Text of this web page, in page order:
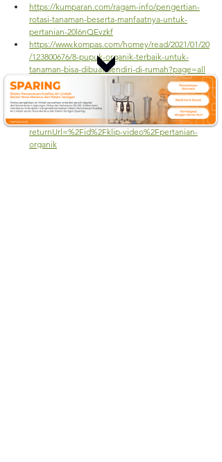
https://kumparan.com/ragam-info/pengertian-
rotasi-tanaman-beserta-manfaatnya-untuk-
pertanian-20l6nQEvzkf
https://www.kompas.com/homey/read/2021/01/20
/123800676/8-pupuk-organik-terbaik-untuk-
tanaman-bisa-dibuat-sendiri-di-rumah?page=all
https://agri.kompas.com/image/2022/10/24/18111
9584/prinsip-dasar-dan-komponen-
pengendalian-hama-terpadu-pada-tanaman
https://www.istockphoto.com/id/bot-wall?
returnUrl=%2Fid%2Fklip-video%2Fpertanian-
organik